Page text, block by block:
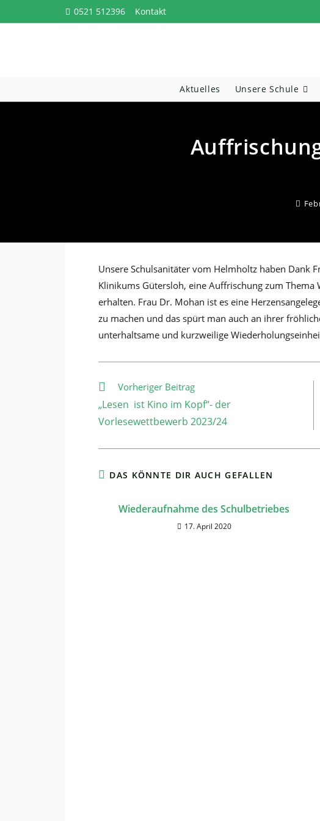
Inhalt
0521 512396 Kontakt
Aktuelles Unsere Schule
Unsere Schulsanitäter vom Helmholtz haben Dank
Klinikums Gütersloh, eine Auffrischung zum
erhalten. Frau Dr. Mohan ist es eine
zu machen und das spürt man auch an ihrer
unterhaltsame und kurzweilige
Weitere
ansehen
Vorheriger Beitrag
„Lesen ist Kino im Kopf“- der
Vorlesewettbewerb 2023/24
DAS KÖNNTE DIR AUCH GEFALLEN
Wiederaufnahme des Schulbetriebes
17. April 2020